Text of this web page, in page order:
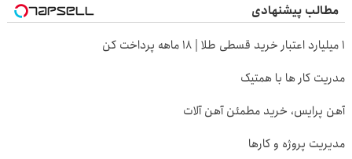
مطالب پیشنهادی
۱ میلیارد اعتبار خرید قسطی طلا | ۱۸ ماهه پرداخت کن
مدریت کار ها با همتیک
آهن پرایس، خرید مطمئن آهن آلات
مدیریت پروژه و کارها